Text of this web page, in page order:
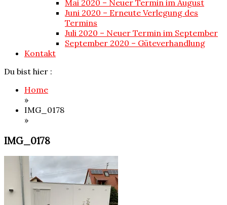
Mai 2020 – Neuer Termin im August
Juni 2020 – Erneute Verlegung des
Termins
Juli 2020 – Neuer Termin im September
September 2020 – Güteverhandlung
Kontakt
Du bist hier :
Home
»
IMG_0178
»
IMG_0178